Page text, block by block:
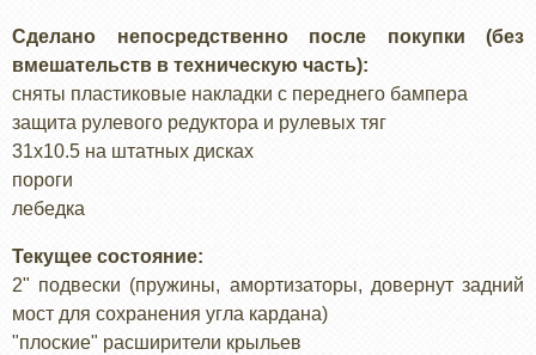
Сделано непосредственно после покупки (без
вмешательств в техническую часть):
сняты пластиковые накладки с переднего бампера
защита рулевого редуктора и рулевых тяг
31x10.5 на штатных дисках
пороги
лебедка
Текущее состояние:
2" подвески (пружины, амортизаторы, довернут задний
мост для сохранения угла кардана)
"плоские" расширители крыльев